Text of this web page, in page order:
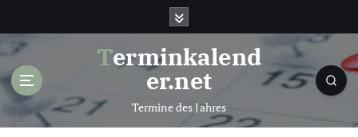
t
Terminkalend
er.net
Termine des Jahres